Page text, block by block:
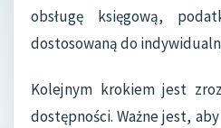
obsługę księgową,
dostosowaną do
Kolejnym krokiem jest
dostępności. Ważne jest,